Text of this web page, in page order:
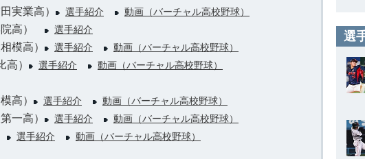
実業高） 選手紹介 動画（バーチャル高校野球）
院高） 選手紹介
模高） 選手紹介 動画（バーチャル高校野球）
高） 選手紹介 動画（バーチャル高校野球）
高）
選手紹介 動画（バーチャル高校野球）
一高） 選手紹介 動画（バーチャル高校野球）
選手紹介 動画（バーチャル高校野球）
選